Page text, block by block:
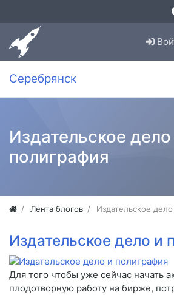
Серебрянск
Издательское дело
полиграфия
Лента блогов Издательское
Издательское дело и
Для того чтобы уже сейчас начать
плодотворную работу на бирже,